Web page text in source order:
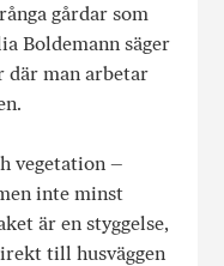
gårdar som
Boldemann säger
där man arbetar
vegetation –
inte minst
är en styggelse,
till husväggen